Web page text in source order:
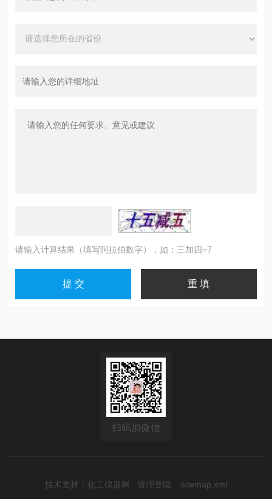
请输入计算结果（填写阿拉伯数字），如：三加四=7
扫码加微信
技术支持： 化工仪器网 管理登陆
sitemap.xml